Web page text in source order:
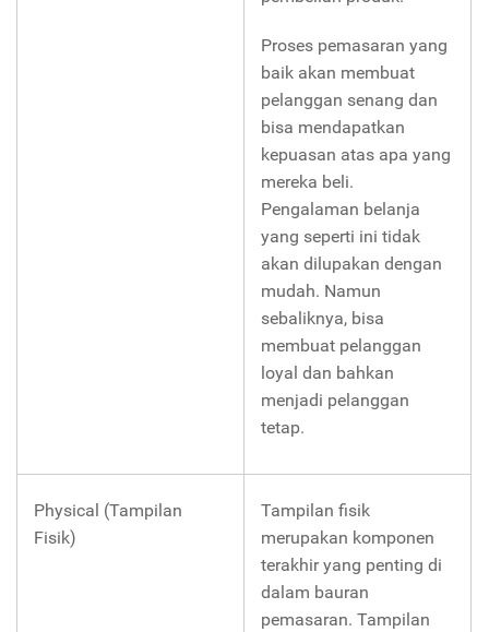
Proses pemasaran yang
baik akan membuat
pelanggan senang dan
bisa mendapatkan
kepuasan atas apa yang
mereka beli.
Pengalaman belanja
yang seperti ini tidak
akan dilupakan dengan
mudah. Namun
sebaliknya, bisa
membuat pelanggan
loyal dan bahkan
menjadi pelanggan
tetap.
Physical (Tampilan
Fisik)
Tampilan fisik
merupakan komponen
terakhir yang penting di
dalam bauran
pemasaran. Tampilan